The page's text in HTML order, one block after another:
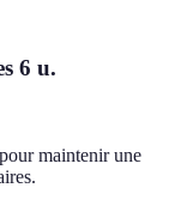
6 u.
maintenir une